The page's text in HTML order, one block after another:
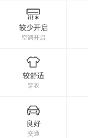
较少开启
空调开启
较舒适
穿衣
良好
交通